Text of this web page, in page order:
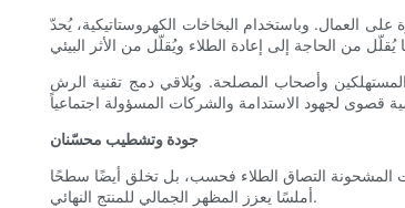
العمال. وباستخدام البخاخات الكهروستاتيكية، يُحدّ
وأصحاب المصلحة. ويُلاقي دمج تقنية الرش
جودة وتشطيب محسّنان
المشحونة التصاق الطلاء فحسب، بل تخلق أيضًا سطحًا
أملسًا يعزز المظهر الجمالي للمنتج النهائي.